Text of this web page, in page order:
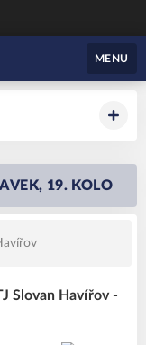
MENU
19. KOLO
Slovan Havířov -